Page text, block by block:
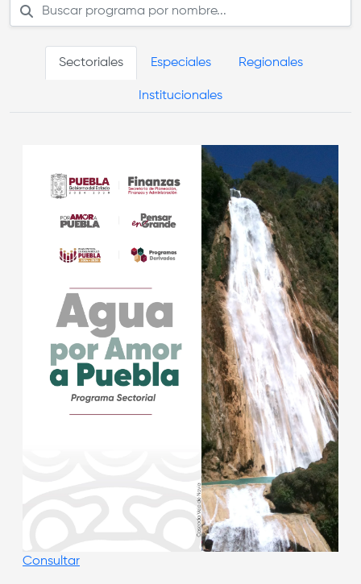
Sectoriales Especiales Regionales
Institucionales
Consultar